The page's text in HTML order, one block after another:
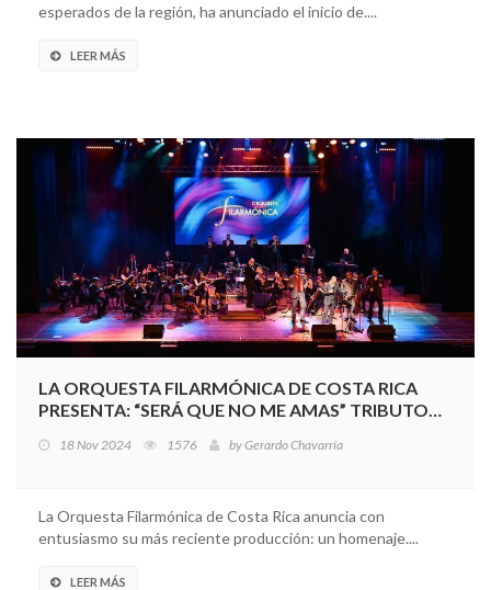
esperados de la región, ha anunciado el inicio de....
LEER MÁS
LA ORQUESTA FILARMÓNICA DE COSTA RICA
PRESENTA: “SERÁ QUE NO ME AMAS” TRIBUTO
18 Nov 2024 1576 byGerardo Chavarría
La Orquesta Filarmónica de Costa Rica anuncia con
entusiasmo su más reciente producción: un homenaje....
LEER MÁS